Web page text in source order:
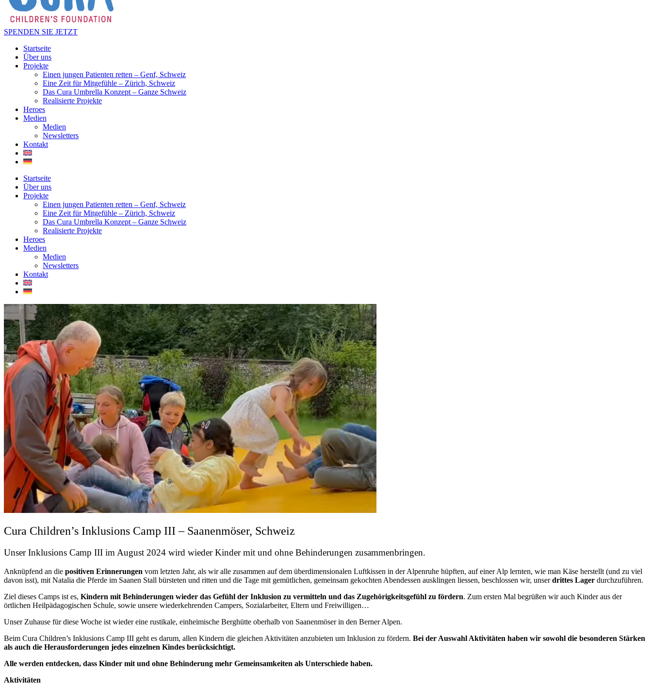
SPENDEN SIE JETZT
Startseite
Über uns
Projekte
Einen jungen Patienten retten – Genf, Schweiz
Eine Zeit für Mitgefühle – Zürich, Schweiz
Das Cura Umbrella Konzept – Ganze Schweiz
Realisierte Projekte
Heroes
Medien
Medien
Newsletters
Kontakt
Startseite
Über uns
Projekte
Einen jungen Patienten retten – Genf, Schweiz
Eine Zeit für Mitgefühle – Zürich, Schweiz
Das Cura Umbrella Konzept – Ganze Schweiz
Realisierte Projekte
Heroes
Medien
Medien
Newsletters
Kontakt
Cura Children’s Inklusions Camp III – Saanenmöser, Schweiz
Unser Inklusions Camp III im August 2024 wird wieder Kinder mit und ohne Behinderungen zusammenbringen.
Anknüpfend an die positiven Erinnerungen vom letzten Jahr, als wir alle zusammen auf dem überdimensionalen Luftkissen in der Alpenruhe hüpften, auf einer Alp lernten, wie man Käse herstellt (und zu viel
davon isst), mit Natalia die Pferde im Saanen Stall bürsteten und ritten und die Tage mit gemütlichen, gemeinsam gekochten Abendessen ausklingen liessen, beschlossen wir, unserdrittes Lager durchzuführen.
Ziel dieses Camps ist es, Kindern mit Behinderungen wieder das Gefühl der Inklusion zu vermitteln und das Zugehörigkeitsgefühl zu fördern. Zum ersten Mal begrüßen wir auch Kinder aus der
örtlichen Heilpädagogischen Schule, sowie unsere wiederkehrenden Campers, Sozialarbeiter, Eltern und Freiwilligen…
Unser Zuhause für diese Woche ist wieder eine rustikale, einheimische Berghütte oberhalb von Saanenmöser in den Berner Alpen.
Beim Cura Children’s Inklusions Camp III geht es darum, allen Kindern die gleichen Aktivitäten anzubieten um Inklusion zu fördern. Bei der Auswahl Aktivitäten haben wir sowohl die besonderen Stärken
als auch die Herausforderungen jedes einzelnen Kindes berücksichtigt.
Alle werden entdecken, dass Kinder mit und ohne Behinderung mehr Gemeinsamkeiten als Unterschiede haben.
Aktivitäten